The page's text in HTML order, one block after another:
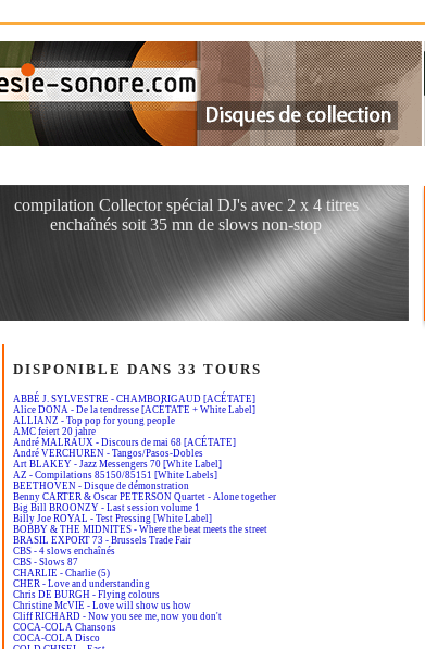
compilation Collector spécial DJ's avec 2 x 4 titres
enchaînés soit 35 mn de slows non-stop
DISPONIBLE DANS 33 TOURS
ABBÉ J. SYLVESTRE - CHAMBORIGAUD [ACÉTATE]
Alice DONA - De la tendresse [ACÉTATE + White Label]
ALLIANZ - Top pop for young people
AMC feiert 20 jahre
André MALRAUX - Discours de mai 68 [ACÉTATE]
André VERCHUREN - Tangos/Pasos-Dobles
Art BLAKEY - Jazz Messengers 70 [White Label]
AZ - Compilations 85150/85151 [White Labels]
BEETHOVEN - Disque de démonstration
Benny CARTER & Oscar PETERSON Quartet - Alone together
Big Bill BROONZY - Last session volume 1
Billy Joe ROYAL - Test Pressing [White Label]
BOBBY & THE MIDNITES - Where the beat meets the street
BRASIL EXPORT 73 - Brussels Trade Fair
CBS - 4 slows enchaînés
CBS - Slows 87
CHARLIE - Charlie (5)
CHER - Love and understanding
Chris DE BURGH - Flying colours
Christine McVIE - Love will show us how
Cliff RICHARD - Now you see me, now you don't
COCA-COLA Chansons
COCA-COLA Disco